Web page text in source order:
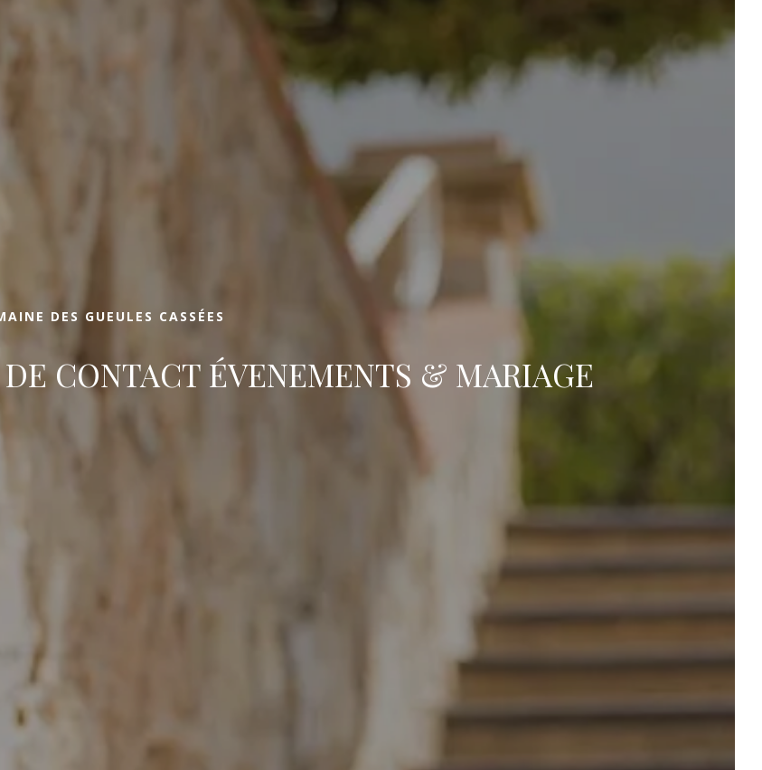
réserver votre événement
RÉSERVER VOTRE CHAMBRE
Départ
DES GUEULES CASSÉES
CONTACT ÉVENEMENTS & MARIAGE